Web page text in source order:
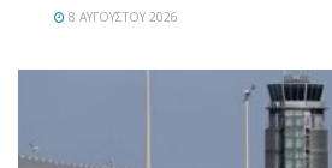
8 ΑΥΓΟΎΣΤΟΥ 2026